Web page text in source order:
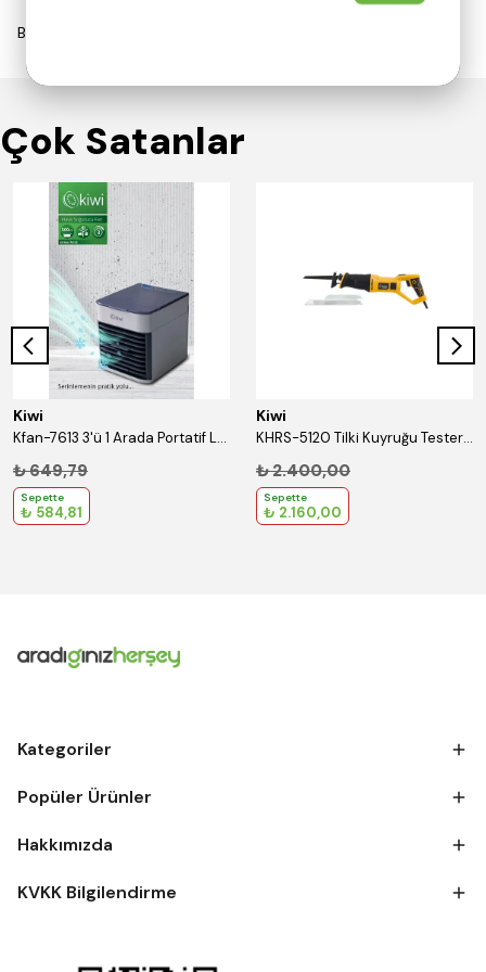
Bu ürün için henüz yorum yapılmamış.
Çok Satanlar
Kiwi
Kfan-7613 3'ü 1 Arada Portatif Led Işıklı İyonizer Hava Soğutucu Nemlendirici ve Temizleyici
₺ 649,79
Sepette
₺ 584,81
Kiwi
KHRS-5120 Tilki Kuyruğu Testere Devir Ayarlı 3 Bıçaklı-Kilit Düğmeli
₺ 2.400,00
Sepette
₺ 2.160,00
Kategoriler
Popüler Ürünler
Hakkımızda
KVKK Bilgilendirme